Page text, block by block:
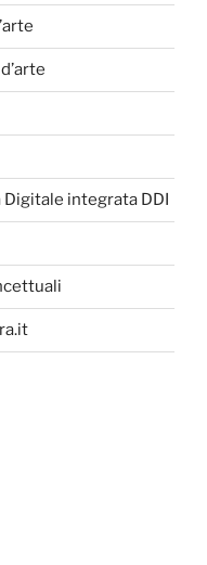
integrata DDI